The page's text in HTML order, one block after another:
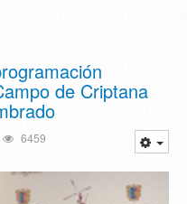
de Criptana
6459